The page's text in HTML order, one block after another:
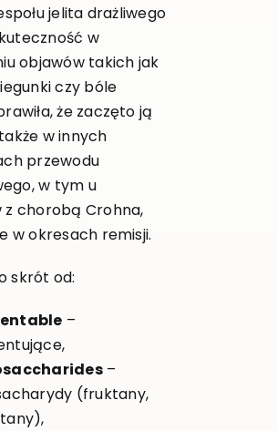
jelita drażliwego
w
objawów takich jak
czy bóle
że zaczęto ją
w innych
przewodu
w tym u
chorobą Crohna,
w okresach remisji.
skrót od:
–
–
(fruktany,